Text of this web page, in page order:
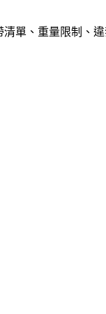
單、重量限制、違